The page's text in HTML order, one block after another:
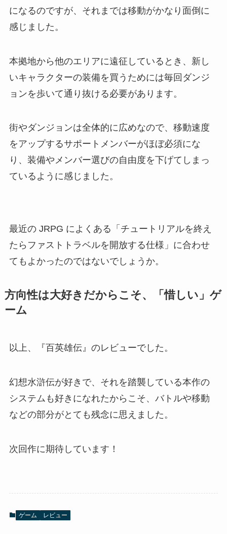
になるのですが、それまでは移動がかなり面倒に
感じました。
本拠地から他のエリアに遠征しているとき、新し
いキャラクターの装備を買うためには毎回ダンジ
ョンを歩いて通り抜ける必要があります。
街やダンジョンは全体的に広めなので、移動速度
をアップするサポートメンバーがほぼ必須にな
り、装備やメンバー選びの自由度を下げてしまっ
ているように感じました。
最近の JRPG によくある「チュートリアルを終え
たらファストトラベルを開放する仕様」に合わせ
てもよかったのではないでしょうか。
方向性は大好きだからこそ、「惜しい」ゲ
ーム
以上、『百英雄伝』のレビューでした。
幻想水滸伝が好きで、それを踏襲している本作の
システムも好きになれたからこそ、バトルや移動
などの部分がとても残念に思えました。
次回作に期待しています！
ゲーム レビュー